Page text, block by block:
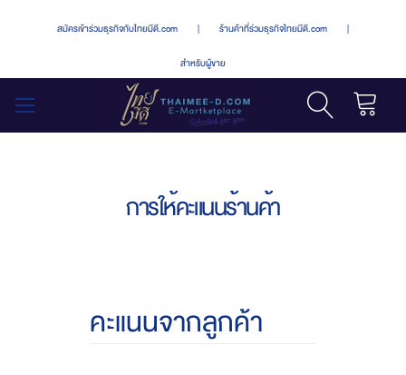
สมัครเข้าร่วมธุรกิจกับไทยมีดี.com | ร้านค้าที่ร่วมธุรกิจไทยมีดี.com |
สำหรับผู้ขาย
การให้คะแนนร้านค้า
คะแนนจากลูกค้า